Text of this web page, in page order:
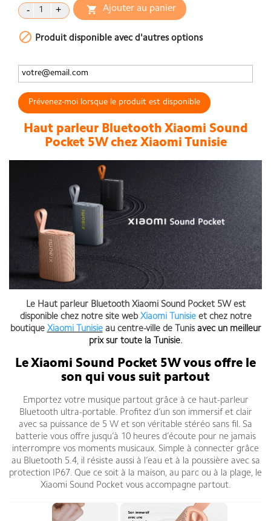
 Ajouter au panier
 Produit disponible avec d'autres options
Prévenez-moi lorsque le produit est disponible
Haut parleur Bluetooth Xiaomi Sound
Pocket 5W chez Xiaomi Tunisie
Le Haut parleur Bluetooth Xiaomi Sound Pocket 5W est
disponible chez notre site web Xiaomi Tunisieet chez notre
boutique Xiaomi Tunisieau centre-ville de Tunis avec un meilleur
prix sur toute la Tunisie.
Le Xiaomi Sound Pocket 5W vous offre le
son qui vous suit partout
Emportez votre musique partout grâce à ce haut-parleur
Bluetooth ultra-portable. Profitez d’un son immersif et clair
avec sa puissance de 5 W et son véritable stéréo sans fil. Sa
batterie vous offre jusqu’à 10 heures d’écoute pour ne jamais
interrompre vos moments musicaux. Simple à connecter grâce
au Bluetooth 5.4, il résiste aussi à l’eau et à la poussière avec sa
protection IP67. Que ce soit à la maison, au parc ou à la plage, le
Xiaomi Sound Pocket vous accompagne partout.